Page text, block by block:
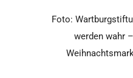
Foto:
werden wahr